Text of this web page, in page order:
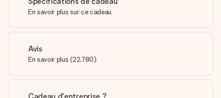
En savoir plus sur ce cadeau
Avis
En savoir plus (22,780)